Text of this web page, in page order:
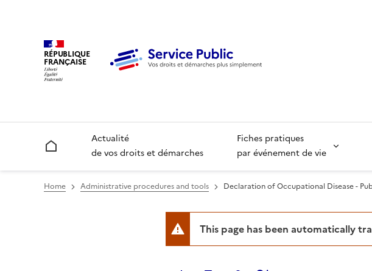
RÉPUBLIQUE
FRANÇAISE
Accueil
Actualité
de vos droits et démarches
Fiches pratiques
par événement de vie
Home Administrative procedures and tools Declaration of Occupational Disease -
This page has been automatically